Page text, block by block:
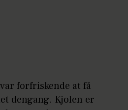
forfriskende at få
dengang. Kjolen er